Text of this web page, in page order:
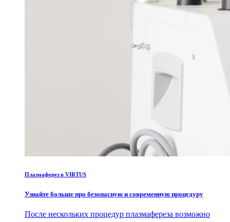
Плазмаферез в VIRTUS
Узнайте больше про безопасную и современную процедуру
После нескольких процедур плазмафереза возможно